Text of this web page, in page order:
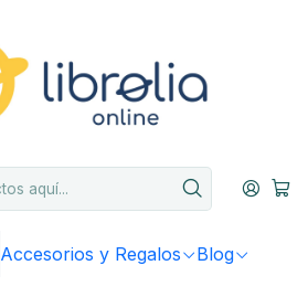
Accesorios y Regalos Blog